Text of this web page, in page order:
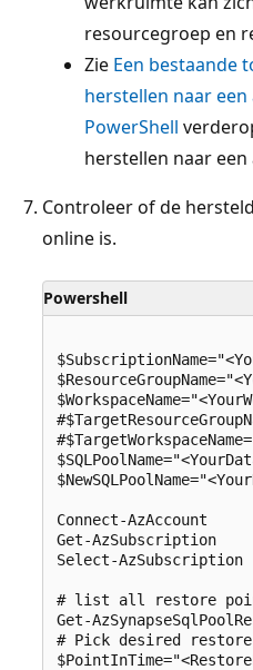
resourcegroep en
Zie Een bestaande
herstellen naar
PowerShell
herstellen naar
Controleer of de
online is.
Powershell
Connect-AzAccount
Get-AzSubscription
Select-AzSubscription
# list all restore
Get-
# Pick desired